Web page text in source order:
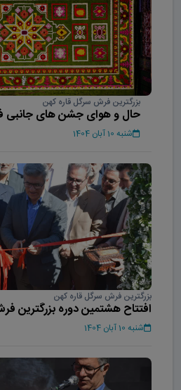
بزرگترین فرش سرگل قاره کهن
حال و هوای جشن های جانبی
شنبه 10 آبان 1404
بزرگترین فرش سرگل قاره کهن
افتتاح هشتمین دوره بزرگترین
محلات
شنبه 10 آبان 1404